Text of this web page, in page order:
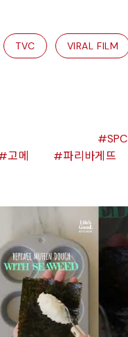
TVC VIRAL FILM
고메
SPC
파리바게뜨